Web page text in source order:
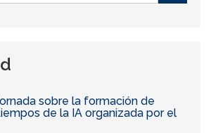
sobre la formación de
de la IA organizada por el